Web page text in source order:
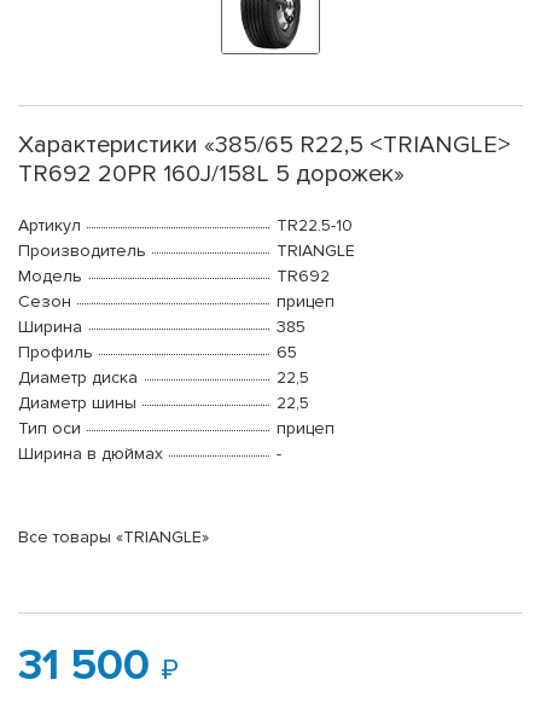
Характеристики «385/65 R22,5 <TRIANGLE>
TR692 20PR 160J/158L 5 дорожек»
Артикул
TR22.5-10
Производитель
TRIANGLE
Модель
TR692
Сезон
прицеп
Ширина
385
Профиль
65
Диаметр диска
22,5
Диаметр шины
22,5
Тип оси
прицеп
Ширина в дюймах
-
Все товары «TRIANGLE»
31 500